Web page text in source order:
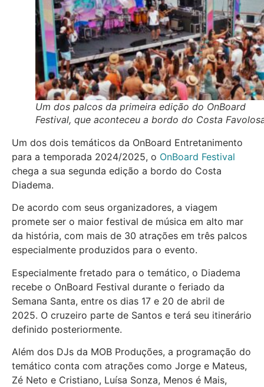
Um dos palcos da primeira edição do OnBoard
Festival, que aconteceu a bordo do Costa
Um dos dois temáticos da OnBoard Entretanimento
para a temporada 2024/2025, o OnBoard Festival
chega a sua segunda edição a bordo do Costa
Diadema.
De acordo com seus organizadores, a viagem
promete ser o maior festival de música em alto mar
da história, com mais de 30 atrações em três palcos
especialmente produzidos para o evento.
Especialmente fretado para o temático, o Diadema
recebe o OnBoard Festival durante o feriado da
Semana Santa, entre os dias 17 e 20 de abril de
2025. O cruzeiro parte de Santos e terá seu itinerário
definido posteriormente.
Além dos DJs da MOB Produções, a programação do
temático conta com atrações como Jorge e Mateus,
Zé Neto e Cristiano, Luísa Sonza, Menos é Mais,